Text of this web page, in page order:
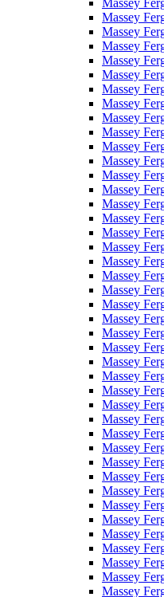
Massey
Massey
Massey
Massey
Massey
Massey
Massey
Massey
Massey
Massey
Massey
Massey
Massey
Massey
Massey
Massey
Massey
Massey
Massey
Massey
Massey
Massey
Massey
Massey
Massey
Massey
Massey
Massey
Massey
Massey
Massey
Massey
Massey
Massey
Massey
Massey
Massey
Massey
Massey
Massey
Massey
Massey